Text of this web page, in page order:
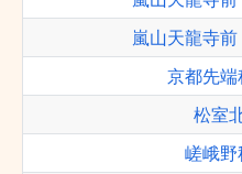
嵐山天龍寺前
京都先
松室
嵯峨